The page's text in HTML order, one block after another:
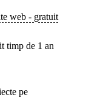
web - gratuit
timp de 1 an
pe